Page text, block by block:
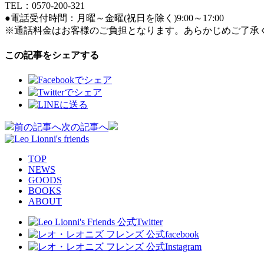
TEL：0570-200-321
●電話受付時間：月曜～金曜(祝日を除く)9:00～17:00
※通話料金はお客様のご負担となります。あらかじめご了承
この記事をシェアする
投前の記事へ次の記事へ
TOP
NEWS
GOODS
BOOKS
ABOUT